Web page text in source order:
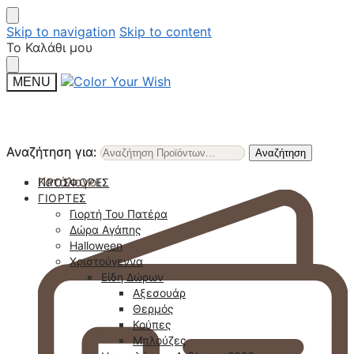
Skip to navigation Skip to content
Το Καλάθι μου
MENU
Αναζήτηση για: Αναζήτηση
Κατάλογοι
Αναζήτηση για: Αναζήτηση
ΠΡΟΣΦΟΡΈΣ
ΓΙΟΡΤΈΣ
Γιορτή Του Πατέρα
Δώρα Αγάπης
Halloween
Χριστούγεννα
Είδη Δώρων
Αξεσουάρ
Θερμός
Κούπες
Μπλούζες